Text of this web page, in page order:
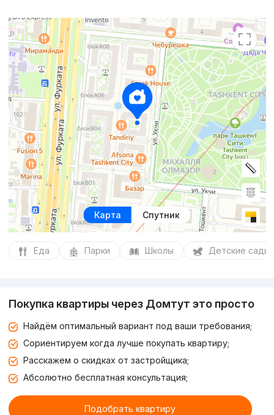
Карта Спутник
Еда Парки Школы Детские сады
Покупка квартиры через Домтут это просто
Найдём оптимальный вариант под ваши требования;
Сориентируем когда лучше покупать квартиру;
Расскажем о скидках от застройщика;
Абсолютно бесплатная консультация;
Подобрать квартиру